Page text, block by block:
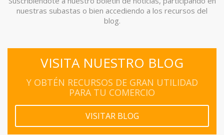
nuestras subastas o bien accediendo a los recursos del
blog.
VISITA NUESTRO BLOG
Y OBTÉN RECURSOS DE GRAN UTILIDAD
PARA TU COMERCIO
VISITAR BLOG